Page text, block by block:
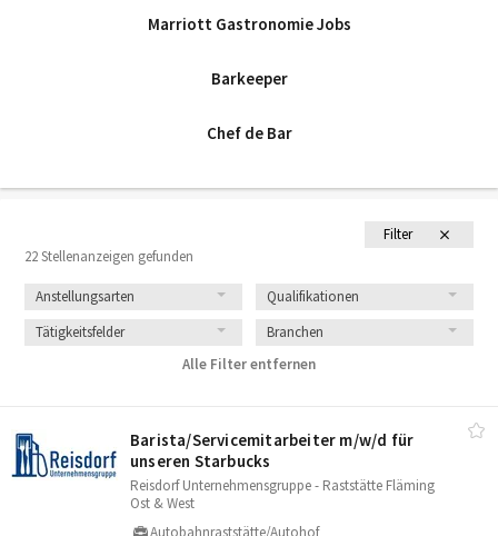
Filter
22 Stellenanzeigen gefunden
Anstellungsarten
Qualifikationen
Tätigkeitsfelder
Branchen
Alle Filter entfernen
Barista/​Servicemitarbeiter m/​w/​d für
unseren Starbucks
Reisdorf Unternehmensgruppe - Raststätte Fläming
Ost & West
Autobahnraststätte/Autohof
Marriott Gastronomie Jobs
Barkeeper
Chef de Bar